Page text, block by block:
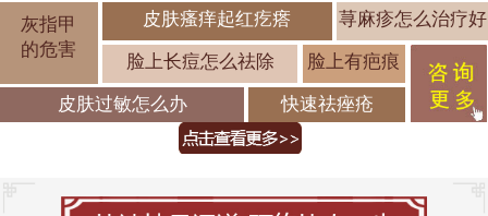
灰指甲
的危害
皮肤瘙痒起红疙瘩 荨麻疹怎么治疗好
脸上长痘怎么祛除 脸上有疤痕
皮肤过敏怎么办 快速祛痤疮